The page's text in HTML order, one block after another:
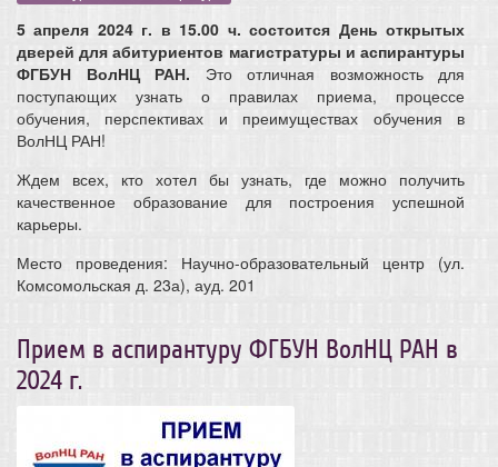
5 апреля 2024 г. в 15.00 ч. состоится День открытых
дверей для абитуриентов магистратуры и аспирантуры
ФГБУН ВолНЦ РАН. Это отличная возможность для
поступающих узнать о правилах приема, процессе
обучения, перспективах и преимуществах обучения в
ВолНЦ РАН!
Ждем всех, кто хотел бы узнать, где можно получить
качественное образование для построения успешной
карьеры.
Место проведения: Научно-образовательный центр (ул.
Комсомольская д. 23а), ауд. 201
Прием в аспирантуру ФГБУН ВолНЦ РАН в
2024 г.